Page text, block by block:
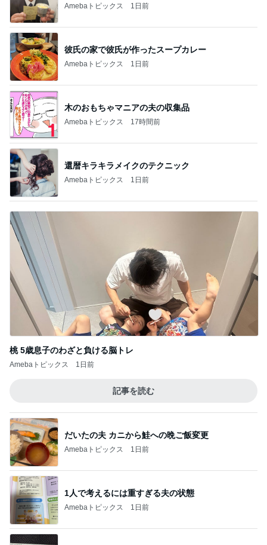
Amebaトピックス 1日前
彼氏の家で彼氏が作ったスープカレー
Amebaトピックス 1日前
木のおもちゃマニアの夫の収集品
Amebaトピックス 17時間前
還暦キラキラメイクのテクニック
Amebaトピックス 1日前
桃 5歳息子のわざと負ける脳トレ
Amebaトピックス 1日前
記事を読む
だいたの夫 カニから鮭への晩ご飯変更
Amebaトピックス 1日前
1人で考えるには重すぎる夫の状態
Amebaトピックス 1日前